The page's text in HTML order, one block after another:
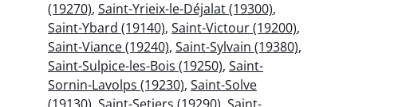
(19270), Saint-Yrieix-le-Déjalat (19300),
Saint-Ybard (19140), Saint-Victour (19200),
Saint-Viance (19240), Saint-Sylvain (19380),
Saint-Sulpice-les-Bois (19250), Saint-
Sornin-Lavolps (19230), Saint-Solve